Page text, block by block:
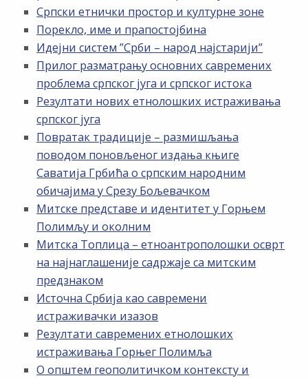
Српски етнички простор и културне зоне
Порекло, име и прапостојбина
Идејни систем ”Срби – народ најстарији”
Прилог разматрању основних савремених
проблема српског југа и српског истока
Резултати нових етнолошких истраживања
српског југа
Повратак традиције – размишљања
поводом поновљеног издања књиге
Саватија Грбића о српским народним
обичајима у Срезу Бољевачком
Митске представе и идентитет у Горњем
Полимљу и околним
Митска Топлица – етноантрополошки осврт
на најнаглашеније садржаје са митским
предзнаком
Источна Србија као савремени
истраживачки изазов
Резултати савремених етнолошких
истраживања Горњег Полимља
О општем геополитичком контексту и